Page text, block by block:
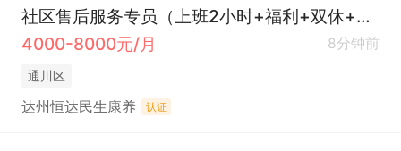
社区售后服务专员（上班2小时+福利+双休+节日休）
4000-8000元/月
8分钟前
通川区
达州恒达民生康养 认证